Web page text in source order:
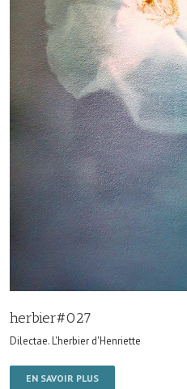
herbier#027
Dilectae. L'herbier d'Henriette
EN SAVOIR PLUS